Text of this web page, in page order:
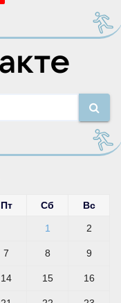
Пт Сб Вс
1 2
7 8 9
14 15 16